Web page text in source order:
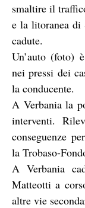
smaltire il
e la litoranea di
cadute.
Un’auto (foto)
nei pressi dei
la conducente.
A Verbania la
interventi.
conseguenze
la Trobaso-
A Verbania
Matteotti a
altre vie